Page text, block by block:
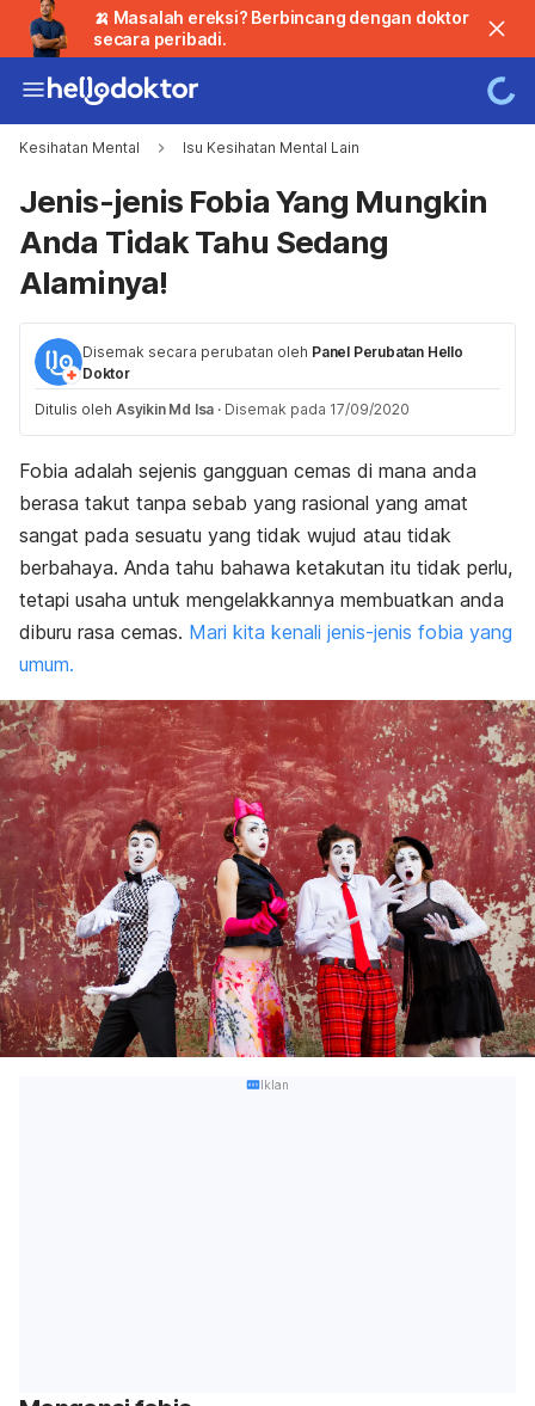
🍌 Masalah ereksi? Berbincang dengan doktor
secara peribadi.
Kesihatan Mental Isu Kesihatan Mental Lain
Jenis-jenis Fobia Yang Mungkin
Anda Tidak Tahu Sedang
Alaminya!
Disemak secara perubatan oleh Panel Perubatan Hello
Doktor
Ditulis oleh Asyikin Md Isa · Disemak pada 17/09/2020
Fobia adalah sejenis gangguan cemas di mana anda
berasa takut tanpa sebab yang rasional yang amat
sangat pada sesuatu yang tidak wujud atau tidak
berbahaya. Anda tahu bahawa ketakutan itu tidak perlu,
tetapi usaha untuk mengelakkannya membuatkan anda
diburu rasa cemas. Mari kita kenali jenis-jenis fobia yang
umum.
Iklan